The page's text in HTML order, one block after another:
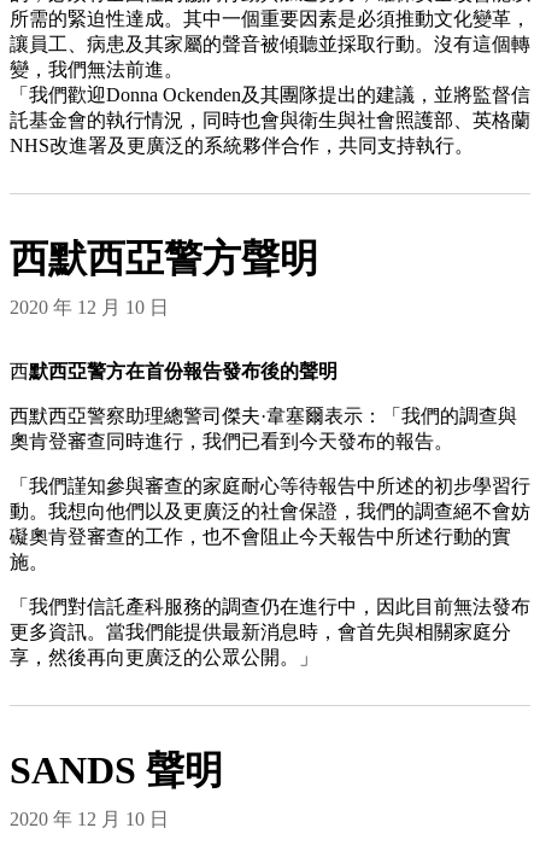
所需的緊迫性達成。其中一個重要因素是必須推動文化變革，
讓員工、病患及其家屬的聲音被傾聽並採取行動。沒有這個轉
變，我們無法前進。
「我們歡迎Donna Ockenden及其團隊提出的建議，並將監督信
託基金會的執行情況，同時也會與衛生與社會照護部、英格蘭
NHS改進署及更廣泛的系統夥伴合作，共同支持執行。
西默西亞警方聲明
2020 年 12 月 10 日
西默西亞警方在首份報告發布後的聲明
西默西亞警察助理總警司傑夫·韋塞爾表示：「我們的調查與
奧肯登審查同時進行，我們已看到今天發布的報告。
「我們謹知參與審查的家庭耐心等待報告中所述的初步學習行
動。我想向他們以及更廣泛的社會保證，我們的調查絕不會妨
礙奧肯登審查的工作，也不會阻止今天報告中所述行動的實
施。
「我們對信託產科服務的調查仍在進行中，因此目前無法發布
更多資訊。當我們能提供最新消息時，會首先與相關家庭分
享，然後再向更廣泛的公眾公開。」
SANDS 聲明
2020 年 12 月 10 日